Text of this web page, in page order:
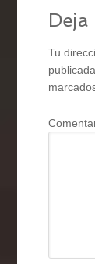
Deja
Tu